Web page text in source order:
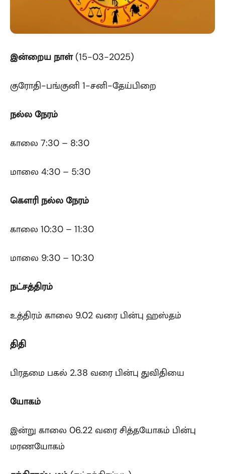
இன்றைய நாள்(15-03-2025)
குரோதி-பங்குனி 1-சனி-தேய்பிறை
நல்ல நேரம்
காலை 7:30 – 8:30
மாலை 4:30 – 5:30
கௌரி நல்ல நேரம்
காலை 10:30 – 11:30
மாலை 9:30 – 10:30
நட்சத்திரம்
உத்திரம் காலை 9.02 வரை பின்பு ஹஸ்தம்
திதி
பிரதமை பகல் 2.38 வரை பின்பு துவிதியை
யோகம்
இன்று காலை 06.22 வரை சித்தயோகம் பின்பு
மரணயோகம்